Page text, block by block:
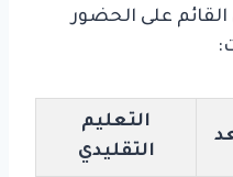
القائم على الحضور
التعليم
التقليدي